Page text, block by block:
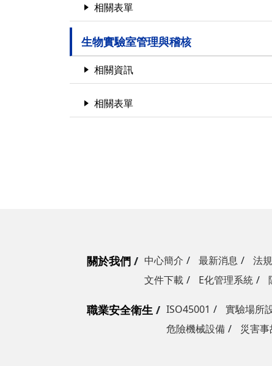
相關表單
生物實驗室管理與稽核
相關資訊
相關表單
關於我們 中心簡介 最新消息 法
文件下載
E化管理系統
職業安全衛生 ISO45001 實驗場所
危險機械設備
災害